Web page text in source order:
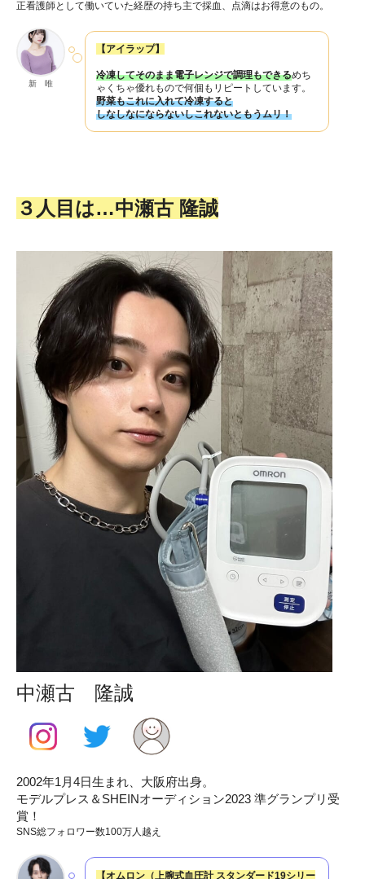
正看護師として働いていた経歴の持ち主で採血、点滴はお得意のもの。
新 唯
【アイラップ】
冷凍してそのまま電子レンジで調理もできるめち
ゃくちゃ優れもので何個もリピートしています。
野菜もこれに入れて冷凍すると
しなしなにならないしこれないともうムリ！
３人目は…中瀬古 隆誠
中瀬古 隆誠
2002年1月4日生まれ、大阪府出身。
モデルプレス＆SHEINオーディション2023 準グランプリ受
賞！
SNS総フォロワー数100万人越え
【オムロン （上腕式血圧計 スタンダード19シリー